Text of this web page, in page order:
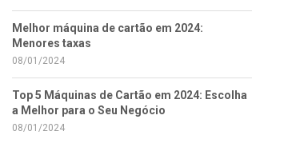
Melhor máquina de cartão em 2024:
Menores taxas
08/01/2024
Top 5 Máquinas de Cartão em 2024: Escolha
a Melhor para o Seu Negócio
08/01/2024